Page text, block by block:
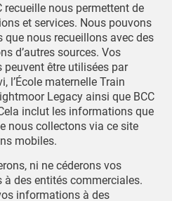
nous permettent de
et services. Nous pouvons
nous recueillons avec des
d’autres sources. Vos
être utilisées par
l’École maternelle Train
Legacy ainsi que BCC
inclut les informations que
nous collectons via ce site
mobiles.
ni ne céderons vos
des entités commerciales.
informations à des